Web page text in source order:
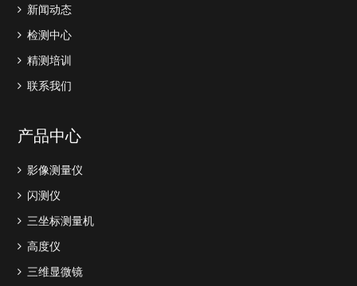
新闻动态
检测中心
精测培训
联系我们
产品中心
影像测量仪
闪测仪
三坐标测量机
高度仪
三维显微镜